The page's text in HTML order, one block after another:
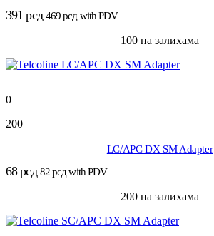
391рсд 469рсдwith PDV
100 на залихама
0
200
LC/APC DX SM Adapter
68рсд 82рсдwith PDV
200 на залихама